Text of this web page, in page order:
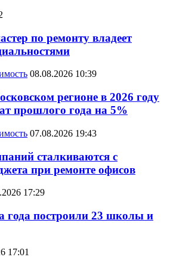
по ремонту владеет
08.08.2026 10:39
регионе в 2026 году
прошлого года на 5%
07.08.2026 19:43
сталкиваются с
при ремонте офисов
17:29
года построили 23 школы и
17:01